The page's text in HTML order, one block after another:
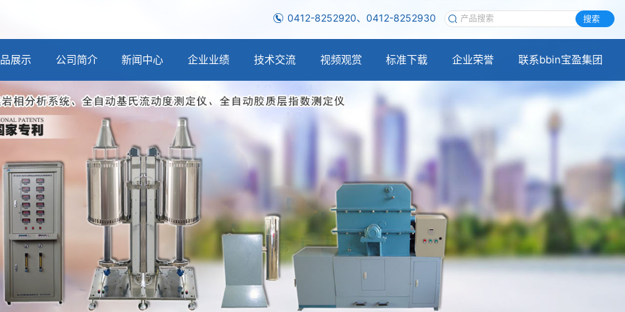
0412-8252920、0412-8252930 搜索
展示 公司简介 新闻中心 企业业绩 技术交流 视频观赏 标准下载 企业荣誉 联系bbin宝盈集团